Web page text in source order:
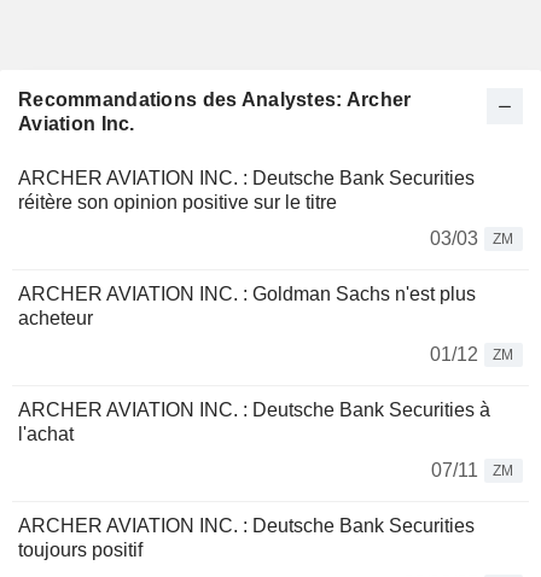
Recommandations des Analystes: Archer
Aviation Inc.
ARCHER AVIATION INC. : Deutsche Bank Securities
réitère son opinion positive sur le titre
03/03
ZM
ARCHER AVIATION INC. : Goldman Sachs n'est plus
acheteur
01/12
ZM
ARCHER AVIATION INC. : Deutsche Bank Securities à
l'achat
07/11
ZM
ARCHER AVIATION INC. : Deutsche Bank Securities
toujours positif